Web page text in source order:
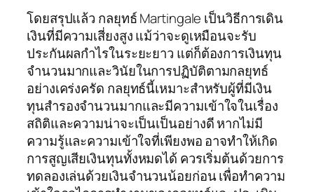
โดยสรุปแล้ว กลยุทธ์ Martingale เป็นวิธีการเดิน
เงินที่มีความเสี่ยงสูง แม้ว่าจะดูเหมือนจะรับ
ประกันผลกำไรในระยะยาว แต่ก็ต้องการเงินทุน
จำนวนมากและวินัยในการปฏิบัติตามกลยุทธ์
อย่างเคร่งครัด กลยุทธ์นี้เหมาะสำหรับผู้ที่มีเงิน
ทุนสำรองจำนวนมากและมีความเข้าใจในเรื่อง
สถิติและความน่าจะเป็นเป็นอย่างดี หากไม่มี
ความรู้และความเข้าใจที่เพียงพอ อาจทำให้เกิด
การสูญเสียเงินทุนทั้งหมดได้ ควรเริ่มต้นด้วยการ
ทดลองเล่นด้วยเงินจำนวนน้อยก่อน เพื่อทำความ